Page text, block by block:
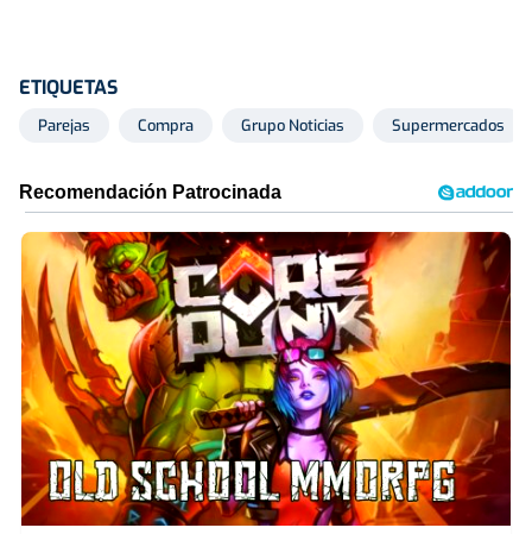
ETIQUETAS
Parejas Compra Grupo Noticias Supermercados